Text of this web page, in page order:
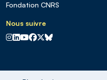
Fondation CNRS
Nous suivre
CNRS sur Instagram
CNRS sur Linkedin
CNRS sur Youtube
CNRS sur Facebook
CNRS sur X
CNRS sur Blus sky